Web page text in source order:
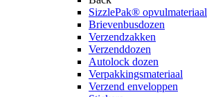
SizzlePak® opvulmateriaal
Brievenbusdozen
Verzendzakken
Verzenddozen
Autolock dozen
Verpakkingsmateriaal
Verzend enveloppen